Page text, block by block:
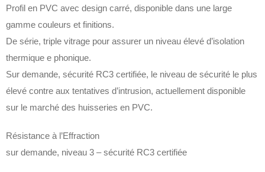
Profil en PVC avec design carré, disponible dans une large
gamme couleurs et finitions.‎
De série, triple vitrage pour assurer un niveau élevé d’isolation
thermique e phonique.‎
Sur demande, sécurité RC3 certifiée, le niveau de sécurité le plus
élevé contre aux tentatives d’intrusion, actuellement disponible
sur le marché des huisseries en PVC.‎
Résistance à l’Effraction
sur demande, niveau 3 – sécurité RC3 certifiée